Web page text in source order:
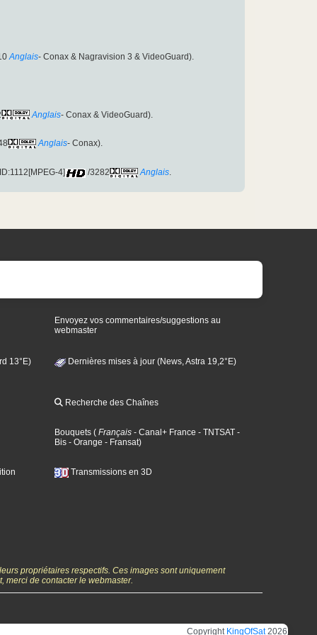
Anglais- Conax & Nagravision 3 & VideoGuard).
Anglais- Conax & VideoGuard).
Anglais- Conax).
4] /3282 Anglais.
Envoyez vos commentaires/suggestions au
webmaster
13°E) Dernières mises à jour (News, Astra 19,2°E)
Recherche des Chaînes
Bouquets ( Français - Canal+ France - TNTSAT -
Bis - Orange - Fransat)
Transmissions en 3D
propriétaires respectifs. Ces images sont uniquement
merci de contacter le webmaster.
Copyright KingOfSat2026